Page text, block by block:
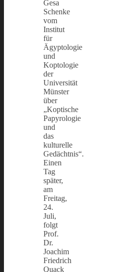
Gesa
Schenke
vom
Institut
für
Ägyptologie
und
Koptologie
der
Universität
Münster
über
„Koptische
Papyrologie
und
das
kulturelle
Gedächtnis“.
Einen
Tag
später,
am
Freitag,
24.
Juli,
folgt
Prof.
Dr.
Joachim
Friedrich
Quack